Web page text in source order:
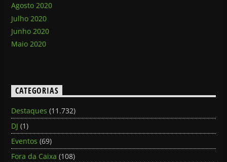
Agosto 2020
Julho 2020
Junho 2020
Maio 2020
CATEGORIAS
Destaques (11.732)
DJ (1)
Eventos (69)
Fora da Caixa (108)